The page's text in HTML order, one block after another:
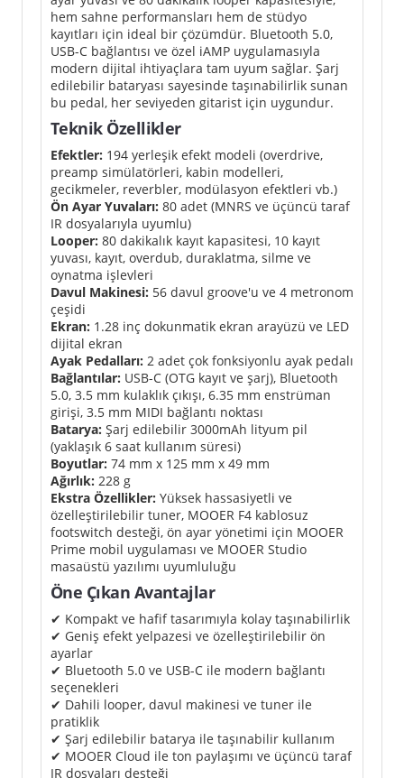
hem sahne performansları hem de stüdyo
kayıtları için ideal bir çözümdür. Bluetooth 5.0,
USB-C bağlantısı ve özel iAMP uygulamasıyla
modern dijital ihtiyaçlara tam uyum sağlar. Şarj
edilebilir bataryası sayesinde taşınabilirlik sunan
bu pedal, her seviyeden gitarist için uygundur.
Teknik Özellikler
Efektler: 194 yerleşik efekt modeli (overdrive,
preamp simülatörleri, kabin modelleri,
gecikmeler, reverbler, modülasyon efektleri vb.)
Ön Ayar Yuvaları: 80 adet (MNRS ve üçüncü taraf
IR dosyalarıyla uyumlu)
Looper: 80 dakikalık kayıt kapasitesi, 10 kayıt
yuvası, kayıt, overdub, duraklatma, silme ve
oynatma işlevleri
Davul Makinesi: 56 davul groove'u ve 4 metronom
çeşidi
Ekran: 1.28 inç dokunmatik ekran arayüzü ve LED
dijital ekran
Ayak Pedalları: 2 adet çok fonksiyonlu ayak pedalı
Bağlantılar: USB-C (OTG kayıt ve şarj), Bluetooth
5.0, 3.5 mm kulaklık çıkışı, 6.35 mm enstrüman
girişi, 3.5 mm MIDI bağlantı noktası
Batarya: Şarj edilebilir 3000mAh lityum pil
(yaklaşık 6 saat kullanım süresi)
Boyutlar: 74 mm x 125 mm x 49 mm
Ağırlık: 228 g
Ekstra Özellikler: Yüksek hassasiyetli ve
özelleştirilebilir tuner, MOOER F4 kablosuz
footswitch desteği, ön ayar yönetimi için MOOER
Prime mobil uygulaması ve MOOER Studio
masaüstü yazılımı uyumluluğu
Öne Çıkan Avantajlar
✔ Kompakt ve hafif tasarımıyla kolay taşınabilirlik
✔ Geniş efekt yelpazesi ve özelleştirilebilir ön
ayarlar
✔ Bluetooth 5.0 ve USB-C ile modern bağlantı
seçenekleri
✔ Dahili looper, davul makinesi ve tuner ile
pratiklik
✔ Şarj edilebilir batarya ile taşınabilir kullanım
✔ MOOER Cloud ile ton paylaşımı ve üçüncü taraf
IR dosyaları desteği